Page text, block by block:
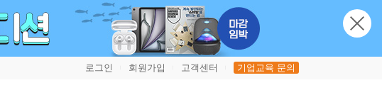
로그인 회원가입 고객센터 기업교육 문의